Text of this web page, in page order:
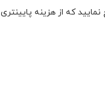
که از هزینه پایینتری